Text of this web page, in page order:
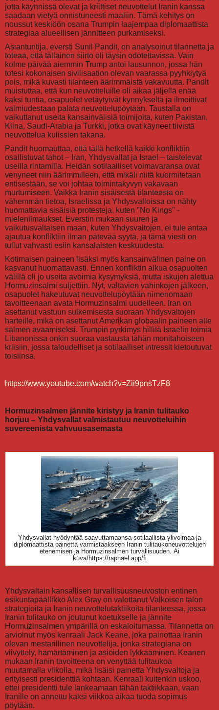
jotta käynnissä olevat ja kriittiset neuvottelut Iranin kanssa
saadaan vietyä onnistuneesti maaliin. Tämä kehitys on
noussut keskiöön osana Trumpin laajempaa diplomaattista
strategiaa alueellisen jännitteen purkamiseksi.
Asiantuntija, eversti Sunil Pandit, on analysoinut tilannetta ja
toteaa, että tällainen siirto oli täysin odotettavissa. Vain
kolme päivää aiemmin Trump antoi lausunnon, jossa hän
totesi kokonaisen sivilisaation olevan vaarassa pyyhkiytyä
pois, mikä kuvasti tilanteen äärimmäistä vakavuutta. Pandit
muistuttaa, että kun neuvotteluille oli aikaa jäljellä enää
kaksi tuntia, osapuolet vetäytyivät kynnykseltä ja ilmoittivat
valmiudestaan palata neuvottelupöytään. Taustalla on
vaikuttanut useita kansainvälisiä toimijoita, kuten Pakistan,
Kiina, Saudi-Arabia ja Turkki, jotka ovat käyneet tiivistä
neuvottelua kulissien takana.
Pandit huomauttaa, että tällä hetkellä kaikki konfliktiin
osallistuvat tahot – Iran, Yhdysvallat ja Israel – taistelevat
useilla rintamilla. Heidän sotilaalliset voimavaransa ovat
venyneet niin äärimmilleen, että mikäli niitä kuormitetaan
entisestään, se voi johtaa toimintakyvyn vakavaan
murtumiseen. Vaikka Iranin sisäisestä tilanteesta on
vähemmän tietoa, Israelissa ja Yhdysvalloissa on nähty
huomattavia sisäisiä protesteja, kuten "No Kings" -
mielenilmaukset. Everstin mukaan suuren ja
vaikutusvaltaisen maan, kuten Yhdysvaltojen, ei tule antaa
ajautua konfliktiin ilman pätevää syytä, ja tämä viesti on
tullut vahvasti esiin kansalaisten keskuudesta.
Kotimaisen paineen lisäksi myös kansainvälinen paine on
kasvanut huomattavasti. Ennen konfliktin alkua osapuolten
välillä oli jo useita avoimia kysymyksiä, mutta iskujen alettua
Hormuzinsalmi suljettiin. Nyt, valtavien vahinkojen jälkeen,
osapuolet hakeutuvat neuvottelupöytään nimenomaan
tavoitteenaan avata Hormuzinsalmi uudelleen. Iran on
asettanut vastuun sulkemisesta suoraan Yhdysvaltojen
harteille, mikä on asettanut Amerikan globaalin paineen alle
salmen avaamiseksi. Trumpin pyrkimys hillitä Israelin toimia
Libanonissa onkin suoraa vastausta tähän monitahoiseen
kriisiin, jossa taloudelliset ja sotilaalliset intressit kietoutuvat
toisiinsa.
https://www.youtube.com/watch?v=Zii9pnsTzF8
Hormuzinsalmen jännite kiristyy ja Iranin tulitauko
horjuu – Yhdysvallat valmistautuu neuvotteluihin
suvereenista vahvuusasemasta
Yhdysvallat hyödyntää saavuttamaansa sotilaallista ylivoimaa ja
diplomaattista painetta varmistaakseen Iranin tulitaukoneuvottelujen
etenemisen ja Hormuzinsalmen turvallisuuden. Ai
kuva/https://raphael.app/fi
Yhdysvaltain kansallisen turvallisuusneuvoston entinen
esikuntapäällikkö Alex Gray on valottanut Valkoisen talon
strategioita ja Iranin neuvottelutaktiikoita tilanteessa, jossa
Iranin tulitauko on joutunut koetukselle ja jännite
Hormuzinsalmen ympärillä on eskaloitumassa. Tilannetta on
arvioinut myös kenraali Jack Keane, joka painottaa Iranin
olevan mestarillinen neuvottelija, jonka strategiana on
viivyttely, hämärtäminen ja asioiden lykkääminen. Keanen
mukaan Iranin tavoitteena on venyttää tulitaukoa
muutamalla viikolla, mikä lisäisi painetta Yhdysvaltoja ja
erityisesti presidenttiä kohtaan. Kenraali kuitenkin uskoo,
ettei presidentti tule lankeamaan tähän taktiikkaan, vaan
Iranille on annettu kaksi viikkoa aikaa tuoda sopimus
pöytään.